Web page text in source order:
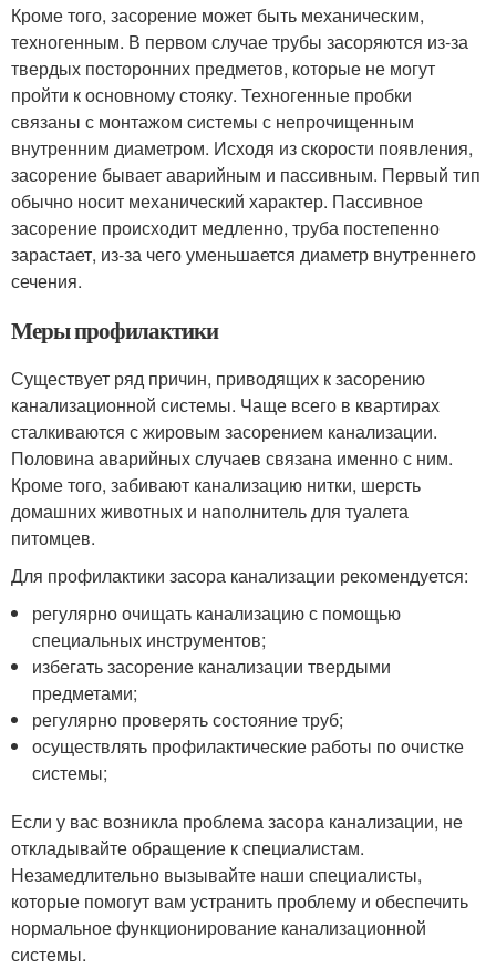
Кроме того, засорение может быть механическим,
техногенным. В первом случае трубы засоряются из-за
твердых посторонних предметов, которые не могут
пройти к основному стояку. Техногенные пробки
связаны с монтажом системы с непрочищенным
внутренним диаметром. Исходя из скорости появления,
засорение бывает аварийным и пассивным. Первый тип
обычно носит механический характер. Пассивное
засорение происходит медленно, труба постепенно
зарастает, из-за чего уменьшается диаметр внутреннего
сечения.
Меры профилактики
Существует ряд причин, приводящих к засорению
канализационной системы. Чаще всего в квартирах
сталкиваются с жировым засорением канализации.
Половина аварийных случаев связана именно с ним.
Кроме того, забивают канализацию нитки, шерсть
домашних животных и наполнитель для туалета
питомцев.
Для профилактики засора канализации рекомендуется:
регулярно очищать канализацию с помощью
специальных инструментов;
избегать засорение канализации твердыми
предметами;
регулярно проверять состояние труб;
осуществлять профилактические работы по очистке
системы;
Если у вас возникла проблема засора канализации, не
откладывайте обращение к специалистам.
Незамедлительно вызывайте наши специалисты,
которые помогут вам устранить проблему и обеспечить
нормальное функционирование канализационной
системы.